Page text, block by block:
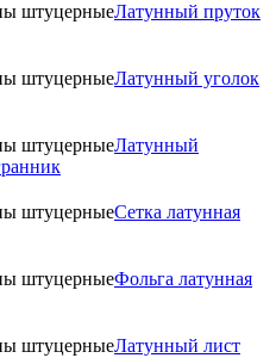
Латунный пруток
Латунный уголок
Латунный
Сетка латунная
Фольга латунная
Латунный лист